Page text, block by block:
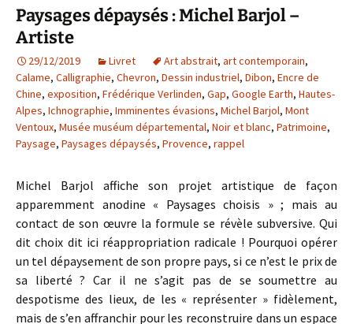
Paysages dépaysés : Michel Barjol –
Artiste
29/12/2019 Livret Art abstrait, art contemporain,
Calame, Calligraphie, Chevron, Dessin industriel, Dibon, Encre de
Chine, exposition, Frédérique Verlinden, Gap, Google Earth, Hautes-
Alpes, Ichnographie, Imminentes évasions, Michel Barjol, Mont
Ventoux, Musée muséum départemental, Noir et blanc, Patrimoine,
Paysage, Paysages dépaysés, Provence, rappel
Michel Barjol affiche son projet artistique de façon
apparemment anodine « Paysages choisis » ; mais au
contact de son œuvre la formule se révèle subversive. Qui
dit choix dit ici réappropriation radicale ! Pourquoi opérer
un tel dépaysement de son propre pays, si ce n’est le prix de
sa liberté ? Car il ne s’agit pas de se soumettre au
despotisme des lieux, de les « représenter » fidèlement,
mais de s’en affranchir pour les reconstruire dans un espace